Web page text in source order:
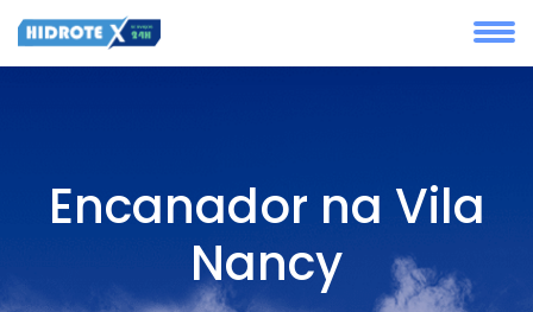
Encanador na Vila
Nancy